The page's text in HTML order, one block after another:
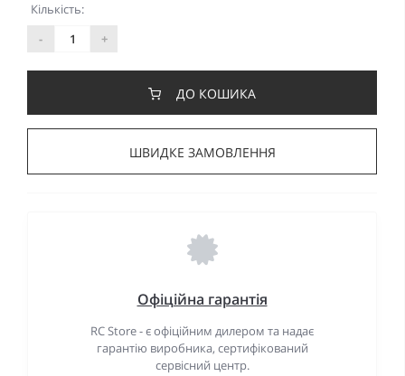
Кількість:
-
+
ДО КОШИКА
ШВИДКЕ ЗАМОВЛЕННЯ
Офіційна гарантія
RC Store - є офіційним дилером та надає
гарантію виробника, сертифікований
сервісний центр.